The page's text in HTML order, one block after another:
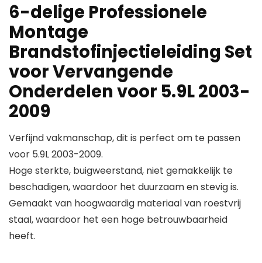
6-delige Professionele
Montage
Brandstofinjectieleiding Set
voor Vervangende
Onderdelen voor 5.9L 2003-
2009
Verfijnd vakmanschap, dit is perfect om te passen
voor 5.9L 2003-2009.
Hoge sterkte, buigweerstand, niet gemakkelijk te
beschadigen, waardoor het duurzaam en stevig is.
Gemaakt van hoogwaardig materiaal van roestvrij
staal, waardoor het een hoge betrouwbaarheid
heeft.